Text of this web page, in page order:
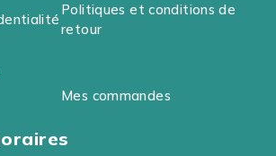
Politiques et conditions de
retour
Mes commandes